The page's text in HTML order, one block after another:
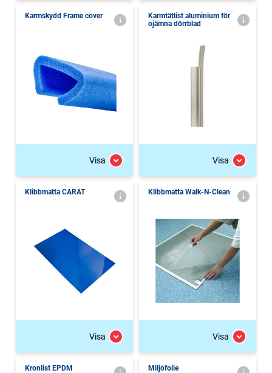
Karmskydd Frame cover
Visa
Karmtätlist aluminium för
ojämna dörrblad
Visa
Klibbmatta CARAT
Visa
Klibbmatta Walk-N-Clean
Visa
Kronlist EPDM Miljöfolie